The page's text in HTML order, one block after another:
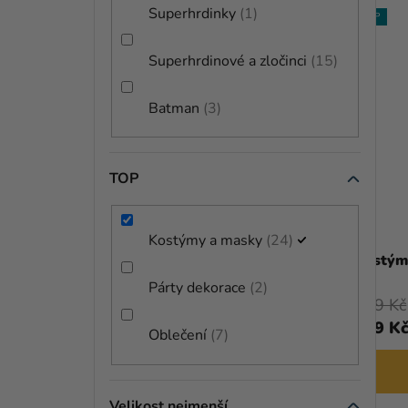
Superhrdinky 1
Superhrdinové a zločinci 15
Batman 3
TOP
Kostýmy a masky 24
Párty dekorace 2
Oblečení 7
Kostým HULK - dětský
Průměrné
hodnocení
je
z
1 199 Kč
1 299 Kč
DETAIL
TIP
499 Kč
639 Kč